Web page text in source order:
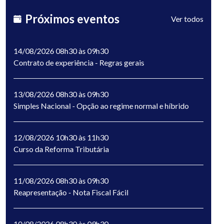
Próximos eventos Ver todos
14/08/2026 08h30 às 09h30
Contrato de experiência - Regras gerais
13/08/2026 08h30 às 09h30
Simples Nacional - Opção ao regime normal e híbrido
12/08/2026 10h30 às 11h30
Curso da Reforma Tributária
11/08/2026 08h30 às 09h30
Reapresentação - Nota Fiscal Fácil